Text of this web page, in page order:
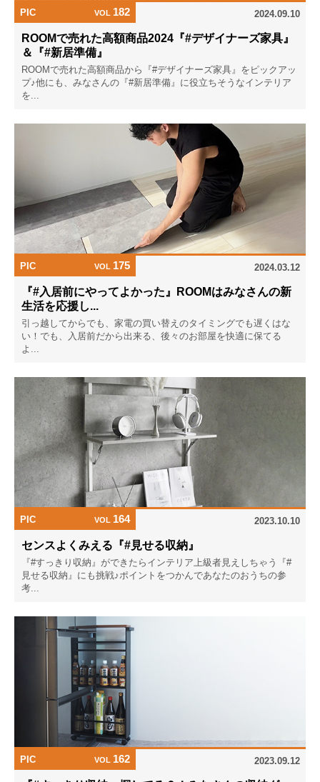
PIC VOL 182 2024.09.10
ROOMで売れた高額商品2024『#デザイナーズ家具』
＆『#新居準備』
ROOMで売れた高額商品から『#デザイナーズ家具』をピックアッ
プ♪他にも、みなさんの『#新居準備』に役立ちそうなインテリア
を...
PIC VOL 175 2024.03.12
『#入居前にやってよかった』ROOMはみなさんの新
生活を応援し...
引っ越してからでも、家電の買い替えのタイミングでも遅くはな
い！でも、入居前だから出来る、後々のお部屋を快適に保てる
よ...
PIC VOL 164 2023.10.10
センスよくみえる『#見せる収納』
『#すっきり収納』ができたらインテリア上級者見えしちゃう『#
見せる収納』にも挑戦♪ポイントをつかんであなたのおうちの参
考...
PIC VOL 162 2023.09.12